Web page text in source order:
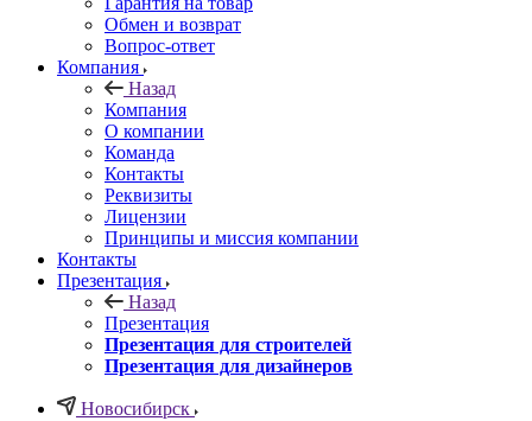
Обмен и возврат
Вопрос-ответ
Компания
Назад
Компания
О компании
Команда
Контакты
Реквизиты
Лицензии
Принципы и миссия компании
Контакты
Презентация
Назад
Презентация
Презентация для строителей
Презентация для дизайнеров
Новосибирск